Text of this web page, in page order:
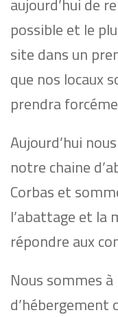
aujourd’hui de
possible et le
site dans un
que nos locaux
prendra
Aujourd’hui
notre chaine
Corbas et
l’abattage et la
répondre aux
Nous sommes
d’hébergement